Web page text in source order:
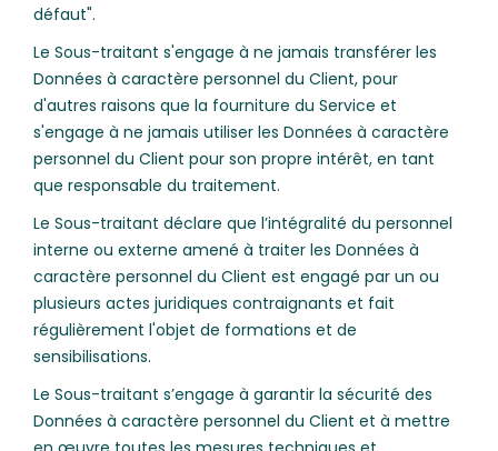
défaut".
Le Sous-traitant s'engage à ne jamais transférer les
Données à caractère personnel du Client, pour
d'autres raisons que la fourniture du Service et
s'engage à ne jamais utiliser les Données à caractère
personnel du Client pour son propre intérêt, en tant
que responsable du traitement.
Le Sous-traitant déclare que l’intégralité du personnel
interne ou externe amené à traiter les Données à
caractère personnel du Client est engagé par un ou
plusieurs actes juridiques contraignants et fait
régulièrement l'objet de formations et de
sensibilisations.
Le Sous-traitant s’engage à garantir la sécurité des
Données à caractère personnel du Client et à mettre